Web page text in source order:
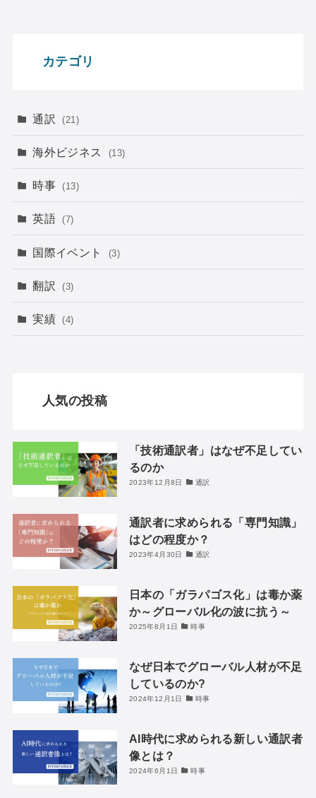
カテゴリ
通訳 (21)
海外ビジネス (13)
時事 (13)
英語 (7)
国際イベント (3)
翻訳 (3)
実績 (4)
人気の投稿
「技術通訳者」はなぜ不足してい
るのか
2023年12月8日 通訳
通訳者に求められる「専門知識」
はどの程度か？
2023年4月30日 通訳
日本の「ガラパゴス化」は毒か薬
か～グローバル化の波に抗う～
2025年8月1日 時事
なぜ日本でグローバル人材が不足
しているのか?
2024年12月1日 時事
AI時代に求められる新しい通訳者
像とは？
2024年6月1日 時事